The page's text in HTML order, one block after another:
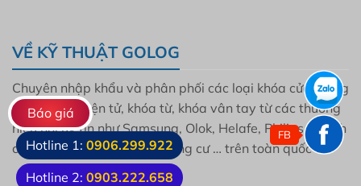
VỀ KỸ THUẬT GOLOG
Chuyên nhập khẩu và phân phối các loại khóa cửa thông
minh, khóa điện tử, khóa từ, khóa vân tay từ các thương
hiệu nổi uy tín như Samsung, Olok, Helafe, Philips, Bosch
cho mọi gia đình, dự án, chung cư … trên toàn quốc
Báo giá
Hotline 1: 0906.299.922
Hotline 2: 0903.222.658
FB